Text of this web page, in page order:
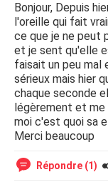
Bonjour, Depuis
l'oreille qui fait
ce que je ne peut
et je sent qu'elle
faisait un peu mal
sérieux mais hier
chaque seconde
légèrement et me
moi c'est quoi sa
Merci beaucoup
Répondre (1)